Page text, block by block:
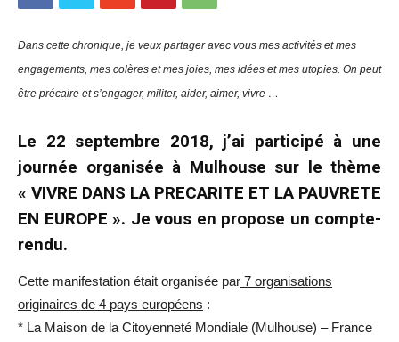
Dans cette chronique, je veux partager avec vous mes activités et mes
engagements, mes colères et mes joies, mes idées et mes utopies. On peut
être précaire et s’engager, militer, aider, aimer, vivre …
Le 22 septembre 2018, j’ai participé à une
journée organisée à Mulhouse sur le thème
« VIVRE DANS LA PRECARITE ET LA PAUVRETE
EN EUROPE ». Je vous en propose un compte-
rendu.
Cette manifestation était organisée par 7 organisations
originaires de 4 pays européens :
* La Maison de la Citoyenneté Mondiale (Mulhouse) – France